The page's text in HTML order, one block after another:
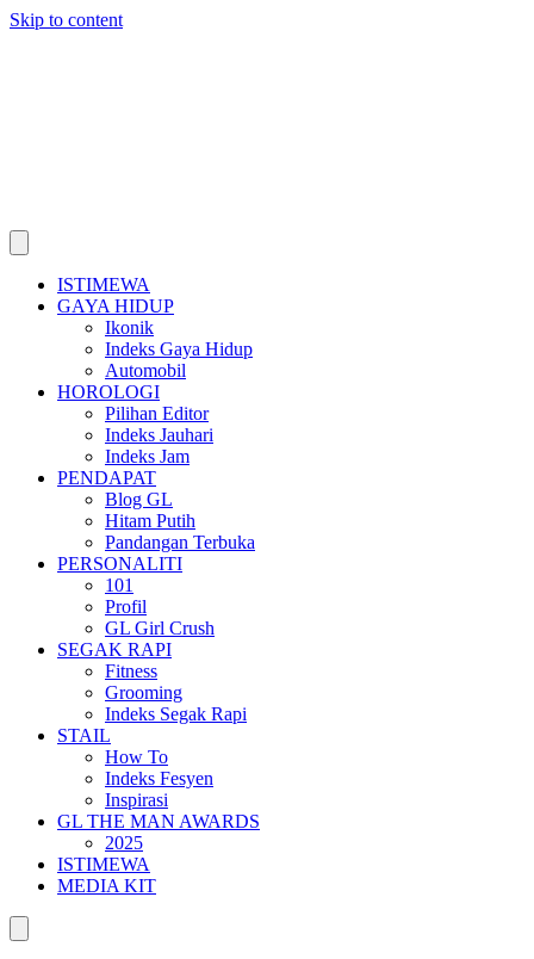
Skip to content
ISTIMEWA
GAYA HIDUP
Ikonik
Indeks Gaya Hidup
Automobil
HOROLOGI
Pilihan Editor
Indeks Jauhari
Indeks Jam
PENDAPAT
Blog GL
Hitam Putih
Pandangan Terbuka
PERSONALITI
101
Profil
GL Girl Crush
SEGAK RAPI
Fitness
Grooming
Indeks Segak Rapi
STAIL
How To
Indeks Fesyen
Inspirasi
GL THE MAN AWARDS
2025
ISTIMEWA
MEDIA KIT